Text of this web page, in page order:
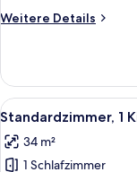
anzeigen
Weitere Details
Weitere
Mehrere
Betten,
Balkon
Theme)
Alle
Fotos
für
10
Standardzimmer, 1
34 m²
1 Schlafzimmer